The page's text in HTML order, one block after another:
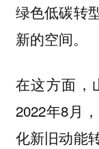
绿色低碳转
新的空间。
在这方面，
2022年8月
化新旧动能